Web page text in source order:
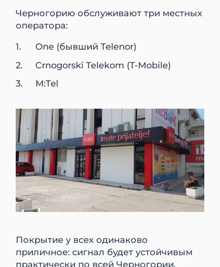
Черногорию обслуживают три местных
оператора:
One (бывший Telenor)
Crnogorski Telekom (T-Mobile)
M:Tel
Покрытие у всех одинаково
приличное: сигнал будет устойчивым
практически по всей Черногории,